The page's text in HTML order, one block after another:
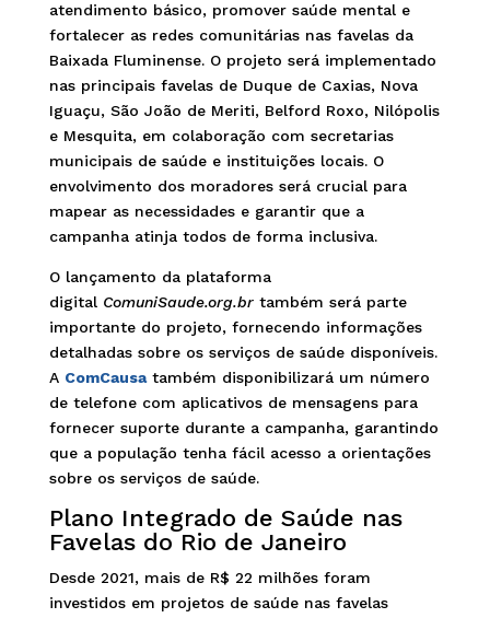
atendimento básico, promover saúde mental e
fortalecer as redes comunitárias nas favelas da
Baixada Fluminense. O projeto será implementado
nas principais favelas de Duque de Caxias, Nova
Iguaçu, São João de Meriti, Belford Roxo, Nilópolis
e Mesquita, em colaboração com secretarias
municipais de saúde e instituições locais. O
envolvimento dos moradores será crucial para
mapear as necessidades e garantir que a
campanha atinja todos de forma inclusiva.
O lançamento da plataforma
digital ComuniSaude.org.brtambém será parte
importante do projeto, fornecendo informações
detalhadas sobre os serviços de saúde disponíveis.
A ComCausatambém disponibilizará um número
de telefone com aplicativos de mensagens para
fornecer suporte durante a campanha, garantindo
que a população tenha fácil acesso a orientações
sobre os serviços de saúde.
Plano Integrado de Saúde nas
Favelas do Rio de Janeiro
Desde 2021, mais de R$ 22 milhões foram
investidos em projetos de saúde nas favelas